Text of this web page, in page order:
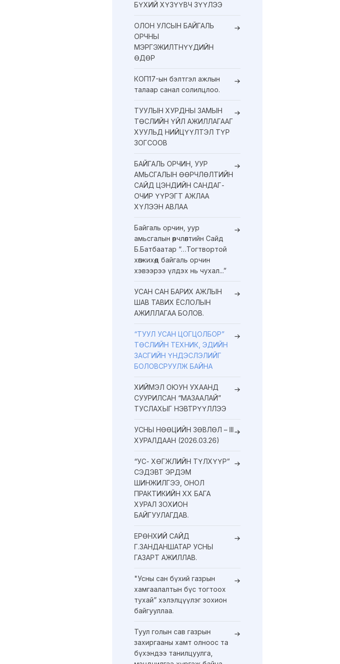
БҮХИЙ ХҮЗҮҮВЧ ЗҮҮЛЭЭ
ОЛОН УЛСЫН БАЙГАЛЬ
ОРЧНЫ
МЭРГЭЖИЛТНҮҮДИЙН
ӨДӨР
КОП17-ын бэлтгэл ажлын
талаар санал солилцлоо.
ТУУЛЫН ХУРДНЫ ЗАМЫН
ТӨСЛИЙН ҮЙЛ АЖИЛЛАГААГ
ХУУЛЬД НИЙЦҮҮЛТЭЛ ТҮР
ЗОГСООВ
БАЙГАЛЬ ОРЧИН, УУР
АМЬСГАЛЫН ӨӨРЧЛӨЛТИЙН
САЙД ЦЭНДИЙН САНДАГ-
ОЧИР ҮҮРЭГТ АЖЛАА
ХҮЛЭЭН АВЛАА
Байгаль орчин, уур
амьсгалын өөрчлөлтийн Сайд
Б.Батбаатар “…Тогтвортой
хөгжихөд байгаль орчин
хэвээрээ үлдэх нь чухал...”
УСАН САН БАРИХ АЖЛЫН
ШАВ ТАВИХ ЁСЛОЛЫН
АЖИЛЛАГАА БОЛОВ.
“ТУУЛ УСАН ЦОГЦОЛБОР”
ТӨСЛИЙН ТЕХНИК, ЭДИЙН
ЗАСГИЙН ҮНДЭСЛЭЛИЙГ
БОЛОВСРУУЛЖ БАЙНА
ХИЙМЭЛ ОЮУН УХААНД
СУУРИЛСАН “МАЗААЛАЙ”
ТУСЛАХЫГ НЭВТРҮҮЛЛЭЭ
УСНЫ НӨӨЦИЙН ЗӨВЛӨЛ – III
ХУРАЛДААН (2026.03.26)
“УС- ХӨГЖЛИЙН ТҮЛХҮҮР”
СЭДЭВТ ЭРДЭМ
ШИНЖИЛГЭЭ, ОНОЛ
ПРАКТИКИЙН XX БАГА
ХУРАЛ ЗОХИОН
БАЙГУУЛАГДАВ.
ЕРӨНХИЙ САЙД
Г.ЗАНДАНШАТАР УСНЫ
ГАЗАРТ АЖИЛЛАВ.
"Усны сан бүхий газрын
хамгаалалтын бүс тогтоох
тухай” хэлэлцүүлэг зохион
байгууллаа.
Туул голын сав газрын
захиргааны хамт олноос та
бүхэндээ танилцуулга,